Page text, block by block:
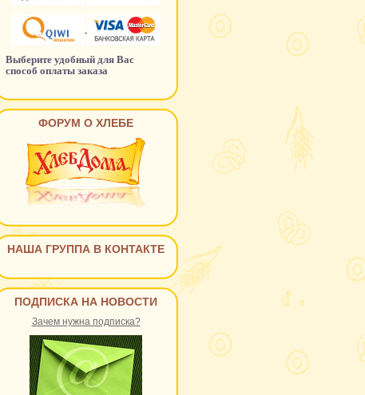
Выберите удобный для Вас
способ оплаты заказа
ФОРУМ О ХЛЕБЕ
НАША ГРУППА В КОНТАКТЕ
ПОДПИСКА НА НОВОСТИ
Зачем нужна подписка?